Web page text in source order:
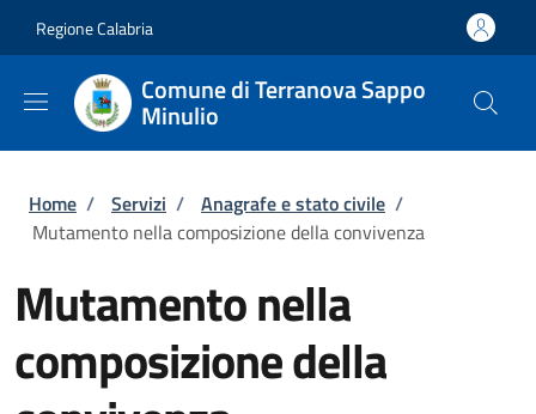
Regione Calabria
Comune di Terranova Sappo
Minulio
Briciole di pane
Home / Servizi / Anagrafe e stato civile /
Mutamento nella composizione della convivenza
Mutamento nella
composizione della